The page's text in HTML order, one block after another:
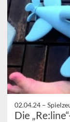
02.04.24 –
Die